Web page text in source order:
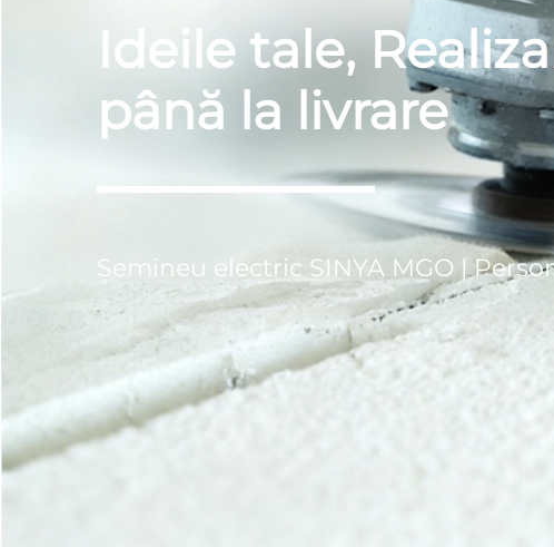
Ideile tale,
până la livrare
Șemineu electric SINYA MGO |